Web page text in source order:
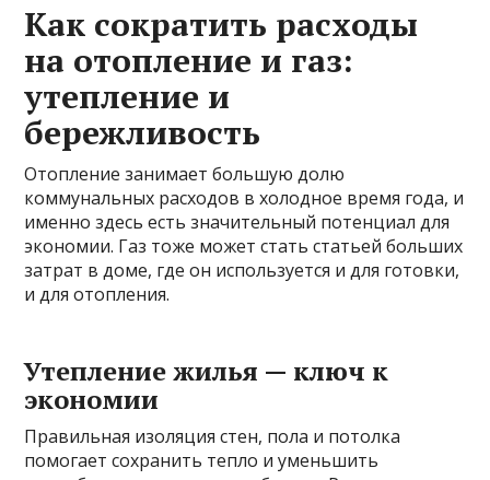
Как сократить расходы
на отопление и газ:
утепление и
бережливость
Отопление занимает большую долю
коммунальных расходов в холодное время года, и
именно здесь есть значительный потенциал для
экономии. Газ тоже может стать статьей больших
затрат в доме, где он используется и для готовки,
и для отопления.
Утепление жилья — ключ к
экономии
Правильная изоляция стен, пола и потолка
помогает сохранить тепло и уменьшить